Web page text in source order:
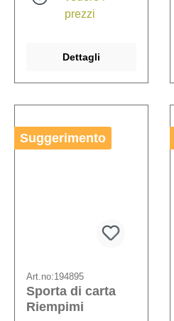
prezzi
Dettagli
Suggerimento
Art.no:194895
Sporta di carta
Riempimi